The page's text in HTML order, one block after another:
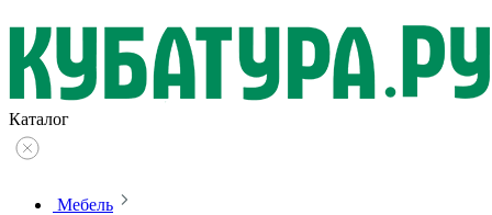
Каталог
Мебель